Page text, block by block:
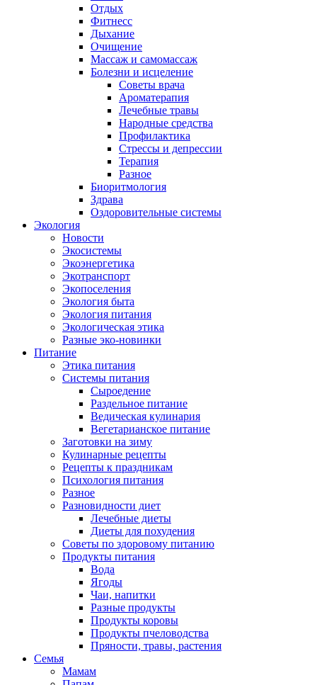
Отдых
Фитнесс
Дыхание
Очищение
Массаж и самомассаж
Болезни и исцеление
Советы врача
Ароматерапия
Лечебные травы
Народные средства
Профилактика
Стрессы и депрессии
Терапия
Разное
Биоритмология
Здрава
Оздоровительные системы
Экология
Новости
Экосистемы
Экоэнергетика
Экотранспорт
Экопоселения
Экология быта
Экология питания
Экологическая этика
Разные эко-новинки
Питание
Этика питания
Системы питания
Сыроедение
Раздельное питание
Ведическая кулинария
Вегетарианское питание
Заготовки на зиму
Кулинарные рецепты
Рецепты к праздникам
Психология питания
Разное
Разновидности диет
Лечебные диеты
Диеты для похудения
Советы по здоровому питанию
Продукты питания
Вода
Ягоды
Чаи, напитки
Разные продукты
Продукты коровы
Продукты пчеловодства
Пряности, травы, растения
Семья
Мамам